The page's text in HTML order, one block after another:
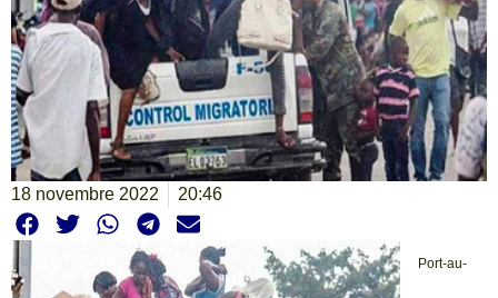
18 novembre 2022 20:46
Port-au-